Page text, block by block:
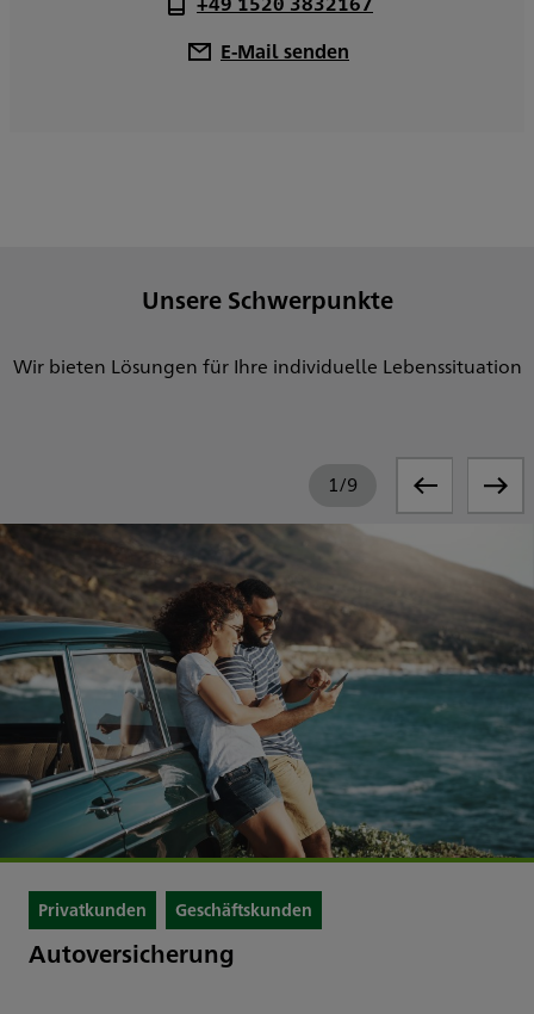
E-Mail senden
Unsere Schwerpunkte
Wir bieten Lösungen für Ihre individuelle Lebenssituation
1/9
Privatkunden Geschäftskunden
Autoversicherung